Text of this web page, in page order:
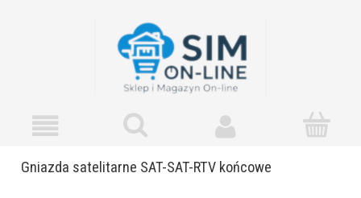
Gniazda satelitarne SAT-SAT-RTV końcowe